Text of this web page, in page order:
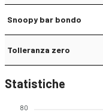
Snoopy bar bondo
Tolleranza zero
Statistiche
80